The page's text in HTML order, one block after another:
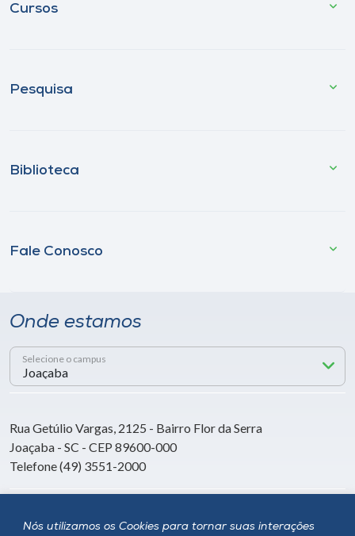
Nós utilizamos os Cookies para tornar suas interações
Cursos
Pesquisa
Biblioteca
Fale Conosco
Onde estamos
Selecione o campus
Rua Getúlio Vargas, 2125 - Bairro Flor da Serra
Joaçaba - SC - CEP 89600-000
Telefone (49) 3551-2000
Siga a Unoesc